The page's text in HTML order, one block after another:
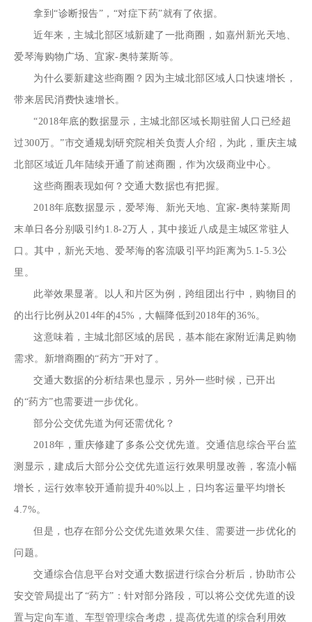
拿到“诊断报告”，“对症下药”就有了依据。
近年来，主城北部区域新建了一批商圈，如嘉州新光天地、
爱琴海购物广场、宜家-奥特莱斯等。
为什么要新建这些商圈？因为主城北部区域人口快速增长，
带来居民消费快速增长。
“2018年底的数据显示，主城北部区域长期驻留人口已经超
过300万。”市交通规划研究院相关负责人介绍，为此，重庆主城
北部区域近几年陆续开通了前述商圈，作为次级商业中心。
这些商圈表现如何？交通大数据也有把握。
2018年底数据显示，爱琴海、新光天地、宜家-奥特莱斯周
末单日各分别吸引约1.8-2万人，其中接近八成是主城区常驻人
口。其中，新光天地、爱琴海的客流吸引平均距离为5.1-5.3公
里。
此举效果显著。以人和片区为例，跨组团出行中，购物目的
的出行比例从2014年的45%，大幅降低到2018年的36%。
这意味着，主城北部区域的居民，基本能在家附近满足购物
需求。新增商圈的“药方”开对了。
交通大数据的分析结果也显示，另外一些时候，已开出
的“药方”也需要进一步优化。
部分公交优先道为何还需优化？
2018年，重庆修建了多条公交优先道。交通信息综合平台监
测显示，建成后大部分公交优先道运行效果明显改善，客流小幅
增长，运行效率较开通前提升40%以上，日均客运量平均增长
4.7%。
但是，也存在部分公交优先道效果欠佳、需要进一步优化的
问题。
交通综合信息平台对交通大数据进行综合分析后，协助市公
安交管局提出了“药方”：针对部分路段，可以将公交优先道的设
置与定向车道、车型管理综合考虑，提高优先道的综合利用效